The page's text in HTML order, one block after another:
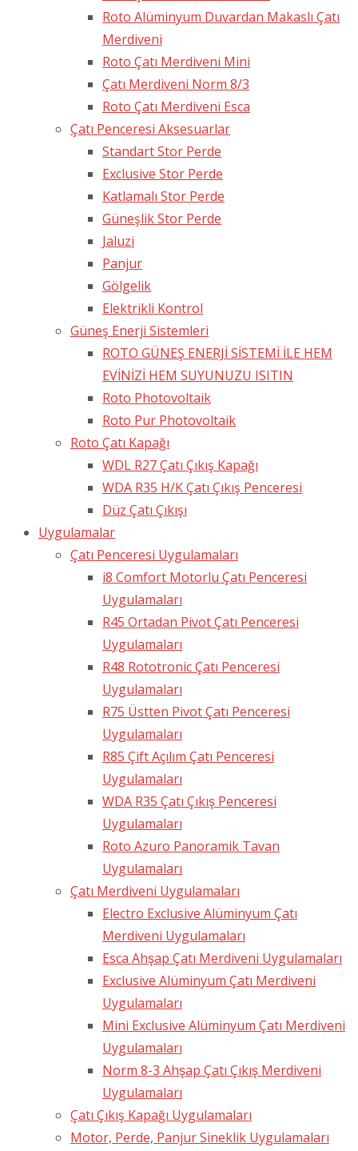
Roto Alüminyum Duvardan Makaslı Çatı
Merdiveni
Roto Çatı Merdiveni Mini
Çatı Merdiveni Norm 8/3
Roto Çatı Merdiveni Esca
Çatı Penceresi Aksesuarlar
Standart Stor Perde
Exclusive Stor Perde
Katlamalı Stor Perde
Güneşlik Stor Perde
Jaluzi
Panjur
Gölgelik
Elektrikli Kontrol
Güneş Enerji Sistemleri
ROTO GÜNEŞ ENERJİ SİSTEMİ İLE HEM
EVİNİZİ HEM SUYUNUZU ISITIN
Roto Photovoltaik
Roto Pur Photovoltaik
Roto Çatı Kapağı
WDL R27 Çatı Çıkış Kapağı
WDA R35 H/K Çatı Çıkış Penceresi
Düz Çatı Çıkışı
Uygulamalar
Çatı Penceresi Uygulamaları
i8 Comfort Motorlu Çatı Penceresi
Uygulamaları
R45 Ortadan Pivot Çatı Penceresi
Uygulamaları
R48 Rototronic Çatı Penceresi
Uygulamaları
R75 Üstten Pivot Çatı Penceresi
Uygulamaları
R85 Çift Açılım Çatı Penceresi
Uygulamaları
WDA R35 Çatı Çıkış Penceresi
Uygulamaları
Roto Azuro Panoramik Tavan
Uygulamaları
Çatı Merdiveni Uygulamaları
Electro Exclusive Alüminyum Çatı
Merdiveni Uygulamaları
Esca Ahşap Çatı Merdiveni Uygulamaları
Exclusive Alüminyum Çatı Merdiveni
Uygulamaları
Mini Exclusive Alüminyum Çatı Merdiveni
Uygulamaları
Norm 8-3 Ahşap Çatı Çıkış Merdiveni
Uygulamaları
Çatı Çıkış Kapağı Uygulamaları
Motor, Perde, Panjur Sineklik Uygulamaları